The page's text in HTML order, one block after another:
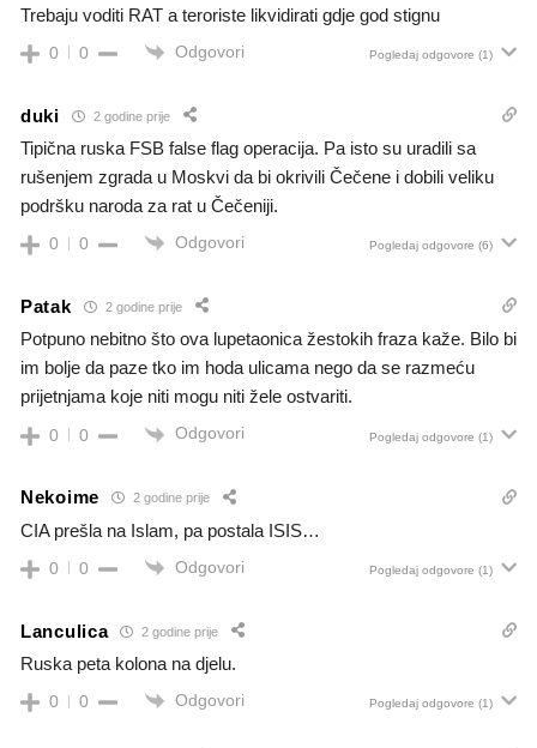
Trebaju voditi RAT a teroriste likvidirati gdje god stignu
0 0 Odgovori Pogledaj odgovore (1)
duki 2 godine prije
Tipična ruska FSB false flag operacija. Pa isto su uradili sa
rušenjem zgrada u Moskvi da bi okrivili Čečene i dobili veliku
podršku naroda za rat u Čečeniji.
0 0 Odgovori Pogledaj odgovore (6)
Patak 2 godine prije
Potpuno nebitno što ova lupetaonica žestokih fraza kaže. Bilo bi
im bolje da paze tko im hoda ulicama nego da se razmeću
prijetnjama koje niti mogu niti žele ostvariti.
0 0 Odgovori Pogledaj odgovore (1)
Nekoime 2 godine prije
CIA prešla na Islam, pa postala ISIS…
0 0 Odgovori Pogledaj odgovore (1)
Lanculica 2 godine prije
Ruska peta kolona na djelu.
0 0 Odgovori Pogledaj odgovore (1)